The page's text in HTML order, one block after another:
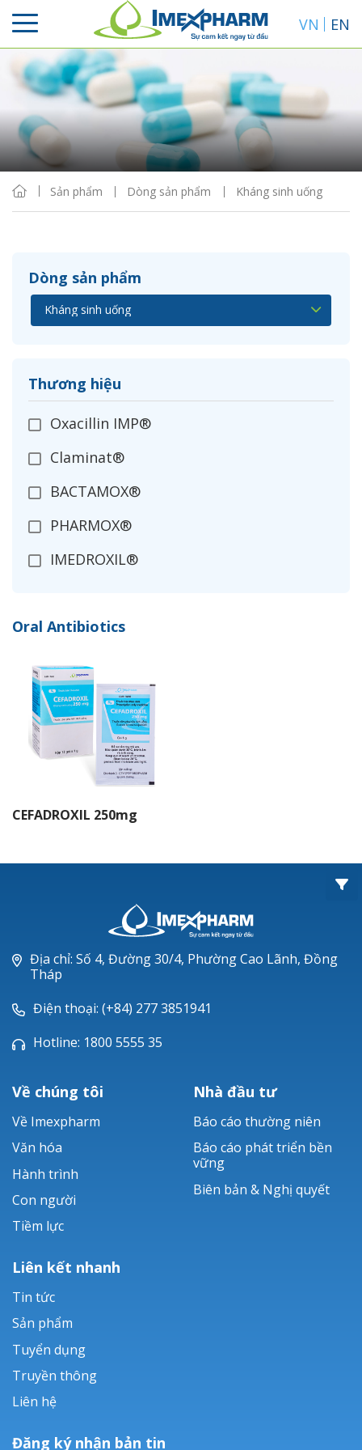
VN EN
Sản phẩm Dòng sản phẩm Kháng sinh uống
Dòng sản phẩm
Thương hiệu
Oxacillin IMP®
Claminat®
BACTAMOX®
PHARMOX®
IMEDROXIL®
CEFADROXIL
ZANIMEX®
IMEXIME®
ROXITHROMYCIN
COTRIM®
Imedoxim®
Imenir®
Cephalexin
BIOCEMET®
LANAM®
NEXCIX®
Oral Antibiotics
Sắp xếp
Hiển thị
CEFADROXIL 250mg
Địa chỉ: Số 4, Đường 30/4, Phường Cao Lãnh, Đồng
Tháp
Điện thoại: (+84) 277 3851941
Hotline: 1800 5555 35
Về chúng tôi
Về Imexpharm
Văn hóa
Hành trình
Con người
Tiềm lực
Nhà đầu tư
Báo cáo thường niên
Báo cáo phát triển bền
vững
Biên bản & Nghị quyết
Liên kết nhanh
Tin tức
Sản phẩm
Tuyển dụng
Truyền thông
Liên hệ
Đăng ký nhận bản tin